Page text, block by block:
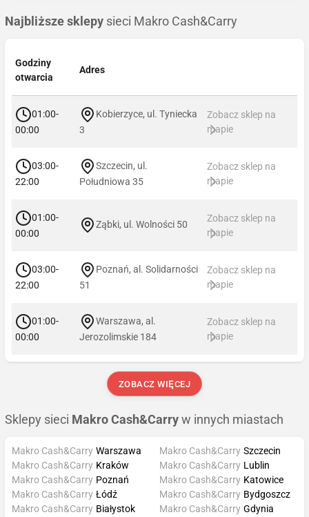
Najbliższe sklepy sieci Makro Cash&Carry
Godziny
otwarcia
Adres
01:00-
00:00
Kobierzyce, ul. Tyniecka
3
Zobacz sklep na
mapie
03:00-
22:00
Szczecin, ul.
Południowa 35
Zobacz sklep na
mapie
01:00-
00:00
Ząbki, ul. Wolności 50
Zobacz sklep na
mapie
03:00-
22:00
Poznań, al. Solidarności
51
Zobacz sklep na
mapie
01:00-
00:00
Warszawa, al.
Jerozolimskie 184
Zobacz sklep na
mapie
ZOBACZ WIĘCEJ
Sklepy sieci Makro Cash&Carry w innych miastach
Makro Cash&Carry Warszawa
Makro Cash&Carry Kraków
Makro Cash&Carry Poznań
Makro Cash&Carry Łódź
Makro Cash&Carry Szczecin
Makro Cash&Carry Lublin
Makro Cash&Carry Katowice
Makro Cash&Carry Bydgoszcz
Makro Cash&Carry Białystok Makro Cash&Carry Gdynia